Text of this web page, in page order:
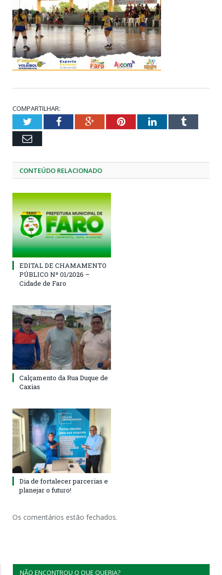
COMPARTILHAR:
TwitterFacebookGoogle+PinterestLinkedInTumblr
Email
CONTEÚDO RELACIONADO
EDITAL DE CHAMAMENTO
PÚBLICO Nº 01/2026 –
Cidade de Faro
Calçamento da Rua Duque de
Caxias
Dia de fortalecer parcerias e
planejar o futuro!
Os comentários estão fechados.
NÃO ENCONTROU O QUE QUERIA?